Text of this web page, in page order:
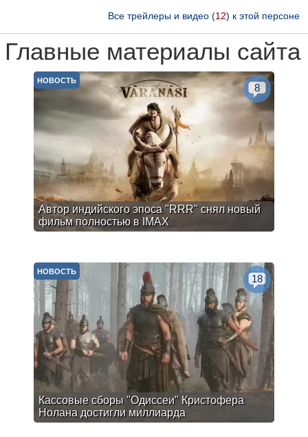
Все трейлеры и видео (12) к этой персоне
Главные материалы сайта
Автор индийского эпоса "RRR" снял новый
фильм полностью в IMAX
НОВОСТЬ
8
Кассовые сборы "Одиссеи" Кристофера
Нолана достигли миллиарда
НОВОСТЬ
18